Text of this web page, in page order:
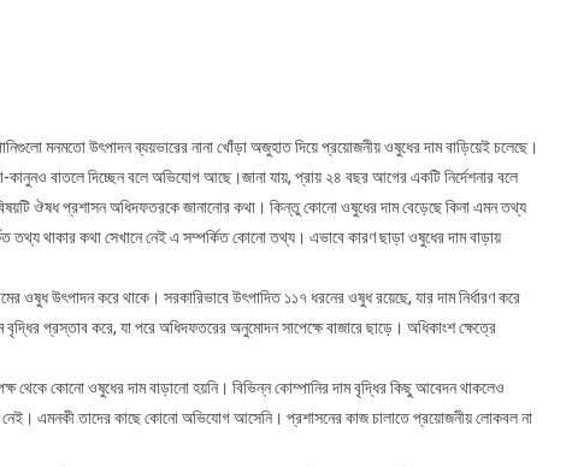
মনমতো উৎপাদন ব্যয়ভারের নানা খোঁড়া অজুহাত দিয়ে প্রয়োজনীয় ওষুধের দাম বাড়িয়েই চলেছে।
কানুনও বাতলে দিচ্ছেন বলে অভিযোগ আছে।জানা যায়, প্রায় ২৪ বছর আগের একটি নির্দেশনার বলে
ঔষধ প্রশাসন অধিদফতরকে জানানোর কথা। কিন্তু কোনো ওষুধের দাম বেড়েছে কিনা এমন তথ্য
তথ্য থাকার কথা সেখানে নেই এ সম্পর্কিত কোনো তথ্য। এভাবে কারণ ছাড়া ওষুধের দাম বাড়ায়
ওষুধ উৎপাদন করে থাকে। সরকারিভাবে উৎপাদিত ১১৭ ধরনের ওষুধ রয়েছে, যার দাম নির্ধারণ করে
প্রস্তাব করে, যা পরে অধিদফতরের অনুমোদন সাপেক্ষে বাজারে ছাড়ে। অধিকাংশ ক্ষেত্রে
থেকে কোনো ওষুধের দাম বাড়ানো হয়নি। বিভিন্ন কোম্পানির দাম বৃদ্ধির কিছু আবেদন থাকলেও
নেই। এমনকী তাদের কাছে কোনো অভিযোগ আসেনি। প্রশাসনের কাজ চালাতে প্রয়োজনীয় লোকবল না